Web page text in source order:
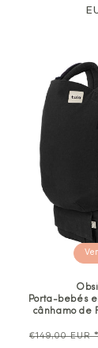
Porta-bebés
cânhamo de
Preço
€149,00 EUR